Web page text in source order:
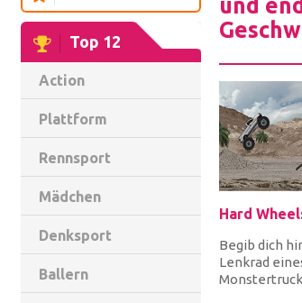
Top 12
Action
Plattform
Rennsport
Mädchen
Denksport
Ballern
und
Hard
Begib dich
Lenkrad